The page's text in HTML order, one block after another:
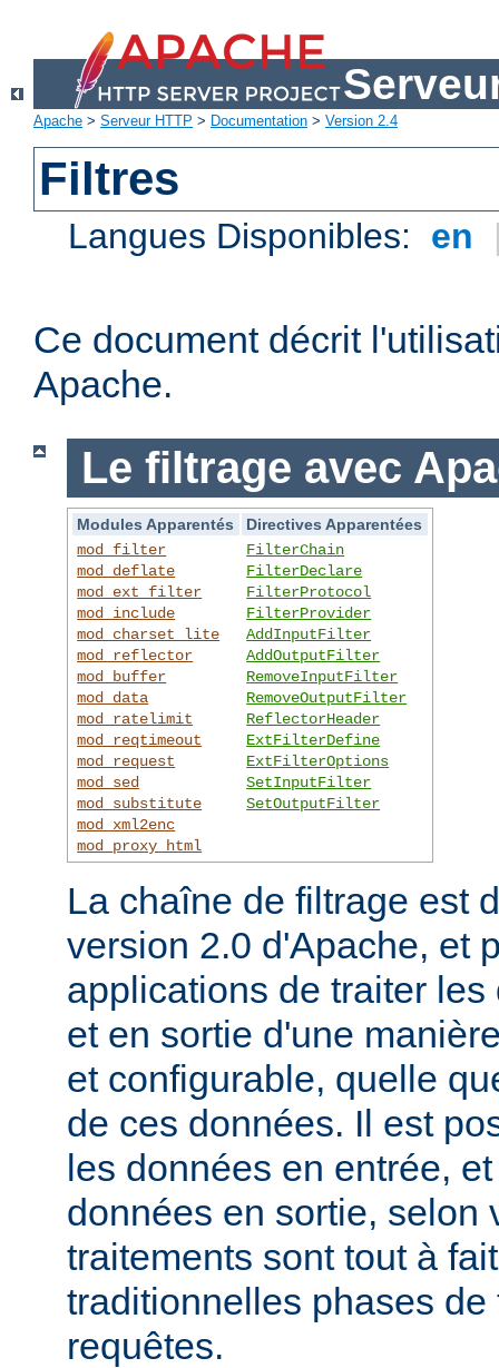
Apache > Serveur HTTP > Documentation > Version 2.4
Filtres
Langues Disponibles: en
Ce document décrit
Apache.
Le filtrage avec
Modules Apparentés
Directives Apparentées
mod_filter
mod_deflate
mod_ext_filter
mod_include
mod_charset_lite
mod_reflector
mod_buffer
mod_data
mod_ratelimit
mod_reqtimeout
mod_request
mod_sed
mod_substitute
mod_xml2enc
mod_proxy_html
FilterChain
FilterDeclare
FilterProtocol
FilterProvider
AddInputFilter
AddOutputFilter
RemoveInputFilter
RemoveOutputFilter
ReflectorHeader
ExtFilterDefine
ExtFilterOptions
SetInputFilter
SetOutputFilter
La chaîne de filtrage est
version 2.0 d'Apache, et
applications de traiter
et en sortie d'une
et configurable, quelle
de ces données. Il est
les données en entrée,
données en sortie, selon
traitements sont tout à
traditionnelles phases de
requêtes.